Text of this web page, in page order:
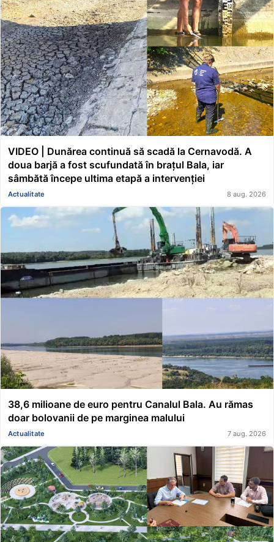
VIDEO | Dunărea continuă să scadă la Cernavodă. A
doua barjă a fost scufundată în brațul Bala, iar
sâmbătă începe ultima etapă a intervenției
Actualitate 8 aug. 2026
38,6 milioane de euro pentru Canalul Bala. Au rămas
doar bolovanii de pe marginea malului
Actualitate 7 aug. 2026